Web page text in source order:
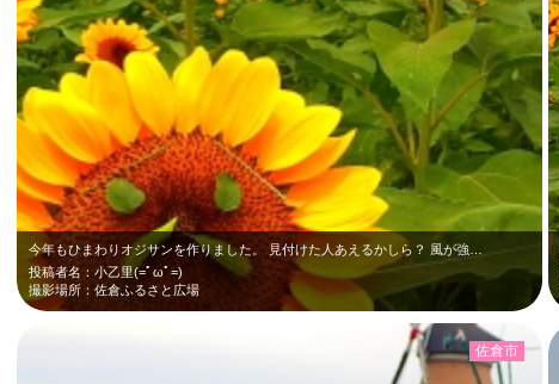
今年もひまわりオジサンを作りました。 見付けた人あえるかしら？ 風が強…
投稿者名：小乙里(=ﾟωﾟ=)
撮影場所：佐倉ふるさと広場
佐倉市